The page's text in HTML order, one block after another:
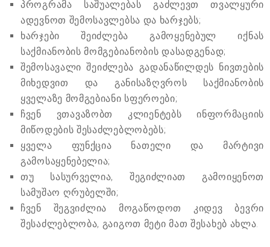
პროგრამა საშუალებას გაძლევთ თვალყური
ადევნოთ შემოსავლებსა და ხარჯებს;
ხარჯები შეიძლება გამოყენებულ იქნას
საქმიანობის მომგებიანობის დასადგენად;
შემოსავალი შეიძლება გადანაწილდეს ნივთების
მიხედვით და განისაზღვროს საქმიანობის
ყველაზე მომგებიანი სფეროები;
ჩვენ ვთავაზობთ კლიენტებს ინფორმაციის
მიწოდების შესაძლებლობებს;
ყველა ფუნქცია ნათელი და მარტივი
გამოსაყენებელია;
თუ სასურველია, შეგიძლიათ გამოიყენოთ
სამუშაო ღრუბელში;
ჩვენ შეგვიძლია მოგაწოდოთ კიდევ ბევრი
შესაძლებლობა, გაიგოთ მეტი მათ შესახებ ახლა.